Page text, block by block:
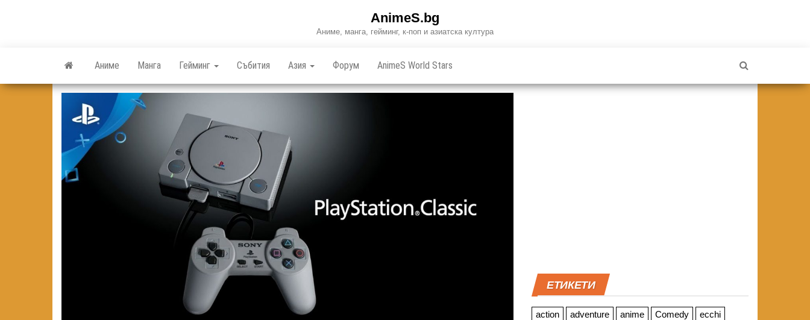
AnimeS.bg
Аниме, манга, гейминг, к-поп и азиатска култура
Аниме Манга Гейминг Събития Азия Форум AnimeS World Stars
ЕТИКЕТИ
action adventure anime Comedy
ecchi